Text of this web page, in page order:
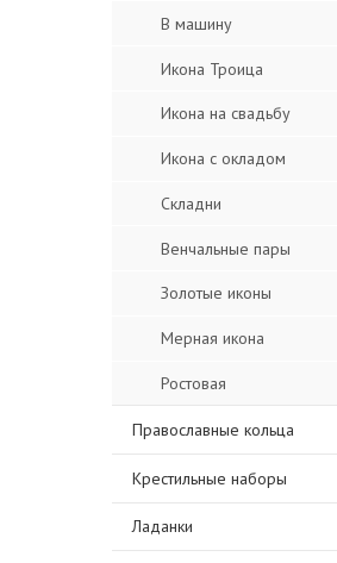
В машину
Икона Троица
Икона на свадьбу
Икона с окладом
Складни
Венчальные пары
Золотые иконы
Мерная икона
Ростовая
Православные кольца
Крестильные наборы
Ладанки